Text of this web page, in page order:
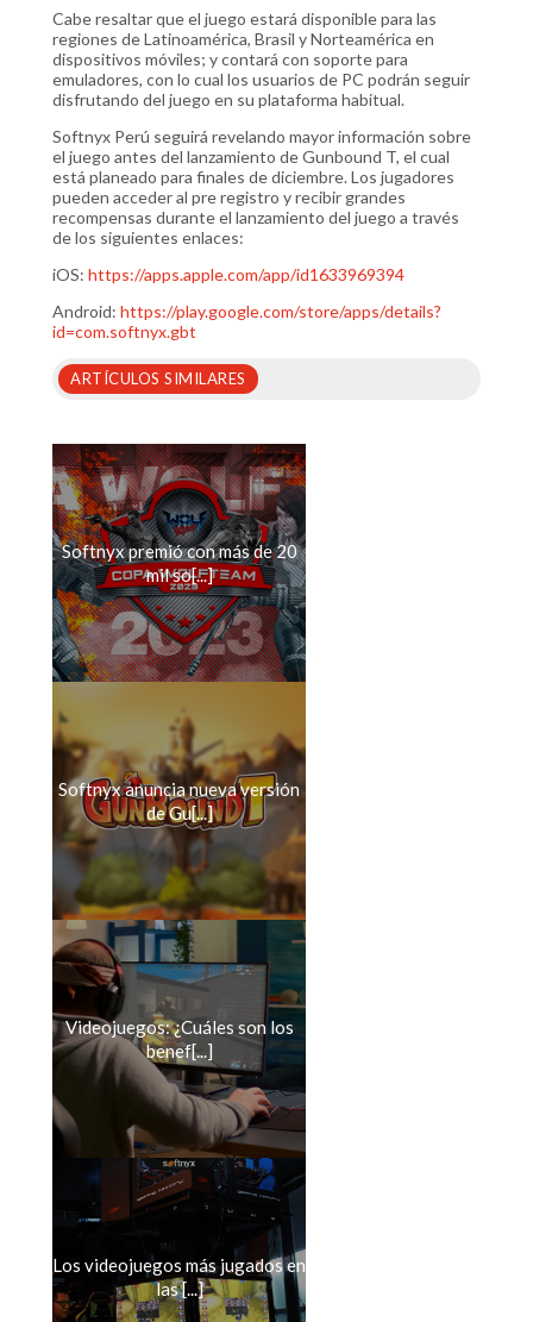
Cabe resaltar que el juego estará disponible para las
regiones de Latinoamérica, Brasil y Norteamérica en
dispositivos móviles; y contará con soporte para
emuladores, con lo cual los usuarios de PC podrán seguir
disfrutando del juego en su plataforma habitual.
Softnyx Perú seguirá revelando mayor información sobre
el juego antes del lanzamiento de Gunbound T, el cual
está planeado para finales de diciembre. Los jugadores
pueden acceder al pre registro y recibir grandes
recompensas durante el lanzamiento del juego a través
de los siguientes enlaces:
iOS: https://apps.apple.com/app/id1633969394
Android: https://play.google.com/store/apps/details?
id=com.softnyx.gbt
ARTÍCULOS SIMILARES
Softnyx premió con más de 20
mil so[...]
Softnyx anuncia nueva versión
de Gu[...]
Videojuegos: ¿Cuáles son los
benef[...]
Los videojuegos más jugados en
las [...]